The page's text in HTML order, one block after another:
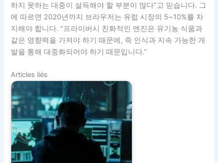
하지 못하는 대중이 설득해야 할 부분이 많다”고 믿습니다. 그
에 따르면 2020년까지 브라우저는 유럽 시장의 5~10%를 차
지해야 합니다. “프라이버시 친화적인 엔진은 유기농 식품과
같은 영향력을 가져야 하기 때문에, 즉 인식과 지속 가능한 개
발을 통해 대중화되어야 하기 때문입니다.”
Articles liés